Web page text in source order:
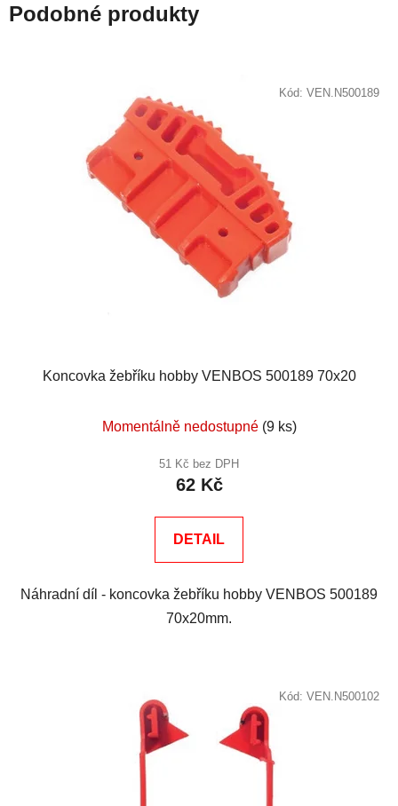
Podobné produkty
Koncovka žebříku hobby VENBOS 500189 70x20
Momentálně nedostupné (9 ks)
51 Kč bez DPH
62 Kč
DETAIL
Náhradní díl - koncovka žebříku hobby VENBOS 500189
70x20mm.
Kód: VEN.N500189
Kód: VEN.N500102